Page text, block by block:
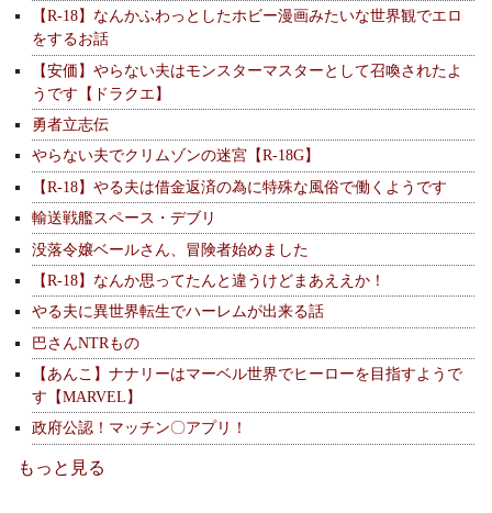
【R-18】なんかふわっとしたホビー漫画みたいな世界観でエロ
をするお話
【安価】やらない夫はモンスターマスターとして召喚されたよ
うです【ドラクエ】
勇者立志伝
やらない夫でクリムゾンの迷宮【R-18G】
【R-18】やる夫は借金返済の為に特殊な風俗で働くようです
輸送戦艦スペース・デブリ
没落令嬢ベールさん、冒険者始めました
【R-18】なんか思ってたんと違うけどまあええか！
やる夫に異世界転生でハーレムが出来る話
巴さんNTRもの
【あんこ】ナナリーはマーベル世界でヒーローを目指すようで
す【MARVEL】
政府公認！マッチン〇アプリ！
もっと見る